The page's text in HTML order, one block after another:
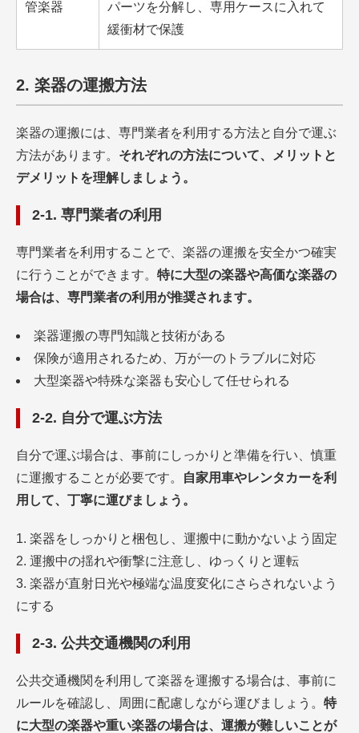
管楽器
パーツを分解し、専用ケースに入れて
緩衝材で保護
2. 楽器の運搬方法
楽器の運搬には、専門業者を利用する方法と自分で運ぶ
方法があります。 それぞれの方法について、メリットと
デメリットを理解しましょう。
2-1. 専門業者の利用
専門業者を利用することで、楽器の運搬を安全かつ確実
に行うことができます。 特に大型の楽器や高価な楽器の
場合は、専門業者の利用が推奨されます。
楽器運搬の専門知識と技術がある
保険が適用されるため、万が一のトラブルに対応
大型楽器や特殊な楽器も安心して任せられる
2-2. 自分で運ぶ方法
自分で運ぶ場合は、事前にしっかりと準備を行い、慎重
に運搬することが必要です。
自家用車やレンタカーを利
用して、丁寧に運びましょう。
楽器をしっかりと梱包し、運搬中に動かないよう固定
運搬中の揺れや衝撃に注意し、ゆっくりと運転
楽器が直射日光や極端な温度変化にさらされないよう
にする
2-3. 公共交通機関の利用
公共交通機関を利用して楽器を運搬する場合は、事前に
ルールを確認し、周囲に配慮しながら運びましょう。 特
に大型の楽器や重い楽器の場合は、運搬が難しいことが